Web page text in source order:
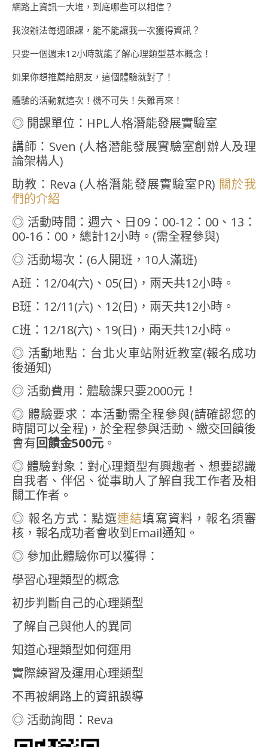
網路上資訊一大堆，到底哪些可以相信？
我沒辦法每週跟課，能不能讓我一次獲得資訊？
只要一個週末12小時就能了解心理類型基本概念！
如果你想推薦給朋友，這個體驗就對了！
體驗的活動就這次！機不可失！失難再來！
◎ 開課單位：HPL人格潛能發展實驗室
講師：Sven (人格潛能發展實驗室創辦人及理
論架構人)
助教：Reva (人格潛能發展實驗室PR) 關於我
們的介紹
◎ 活動時間：週六、日09：00-12：00、13：
00-16：00，總計12小時。(需全程參與)
◎ 活動場次：(6人開班，10人滿班)
A班：12/04(六)、05(日)，兩天共12小時。
B班：12/11(六)、12(日)，兩天共12小時。
C班：12/18(六)、19(日)，兩天共12小時。
◎ 活動地點：台北火車站附近教室(報名成功
後通知)
◎ 活動費用：體驗課只要2000元！
◎ 體驗要求：本活動需全程參與(請確認您的
時間可以全程)，於全程參與活動、繳交回饋後
會有回饋金500元 。
◎ 體驗對象：對心理類型有興趣者、想要認識
自我者、伴侶、從事助人了解自我工作者及相
關工作者。
◎ 報名方式：點選連結填寫資料，報名須審
核，報名成功者會收到Email通知。
◎ 參加此體驗你可以獲得：
學習心理類型的概念
初步判斷自己的心理類型
了解自己與他人的異同
知道心理類型如何運用
實際練習及運用心理類型
不再被網路上的資訊誤導
◎ 活動詢問：Reva